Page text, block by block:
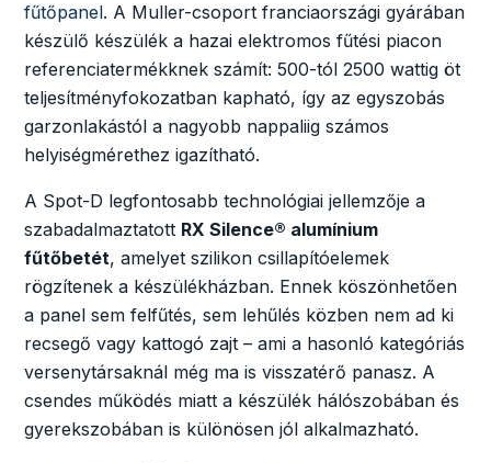
fűtőpanel. A Muller-csoport franciaországi gyárában
készülő készülék a hazai elektromos fűtési piacon
referenciatermékknek számít: 500-tól 2500 wattig öt
teljesítményfokozatban kapható, így az egyszobás
garzonlakástól a nagyobb nappaliig számos
helyiségmérethez igazítható.
A Spot-D legfontosabb technológiai jellemzője a
szabadalmaztatott RX Silence® alumínium
fűtőbetét, amelyet szilikon csillapítóelemek
rögzítenek a készülékházban. Ennek köszönhetően
a panel sem felfűtés, sem lehűlés közben nem ad ki
recsegő vagy kattogó zajt – ami a hasonló kategóriás
versenytársaknál még ma is visszatérő panasz. A
csendes működés miatt a készülék hálószobában és
gyerekszobában is különösen jól alkalmazható.